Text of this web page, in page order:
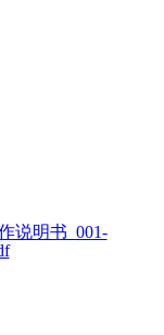
说明书_001-